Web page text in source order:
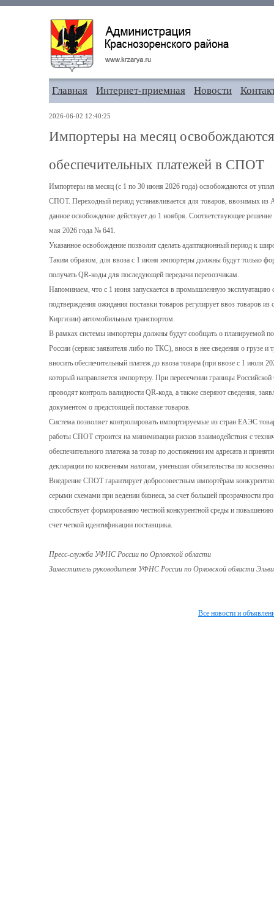
Главная Интернет-приемная Новости
2026-06-02 12:40:25
Импортеры на месяц
обеспечительных платежей в СПОТ
Импортеры на месяц (с 1 по 30 июня 2026 года) освобождаются от
СПОТ. Переходный период устанавливается для товаров, ввозимых из
данное освобождение действует до 1 ноября. Соответствующее
мая 2026 года № 641.
Указанное освобождение позволит сделать адаптационный период к
Таким образом, для ввоза с 1 июня импортеры должны будут только
получать QR-коды для последующей передачи перевозчикам.
Напоминаем, что с 1 июня запускается в промышленную эксплуатацию
подтверждения ожидания поставки товаров регулирует ввоз товаров
Киргизии) автомобильным транспортом.
В рамках системы импортеры должны будут сообщать о планируемой
России (сервис заявителя либо по ТКС), внося в нее сведения о грузе и
вносить обеспечительный платеж до ввоза товара (при ввозе с 1 июля
который направляется импортеру. При пересечении границы
проводят контроль валидности QR-кода, а также сверяют сведения,
документом о предстоящей поставке товаров.
Система позволяет контролировать импортируемые из стран ЕАЭС
работы СПОТ строится на минимизации рисков взаимодействия с
обеспечительного платежа за товар по достижении им адресата и
декларации по косвенным налогам, уменьшая обязательства по
Внедрение СПОТ гарантирует добросовестным импортёрам
серыми схемами при ведении бизнеса, за счет большей прозрачности
способствует формированию честной конкурентной среды и
счет четкой идентификации поставщика.
Пресс-служба УФНС России по Орловской области
Заместитель руководителя УФНС России по Орловской области
Все новости и